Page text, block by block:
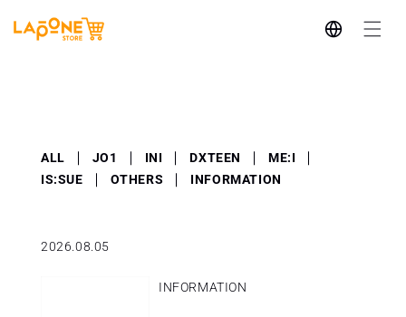
容
语
言
ALL JO1 INI DXTEEN
ME:I
IS:SUE
OTHERS INFORMATION
2026.08.05
INFORMATION